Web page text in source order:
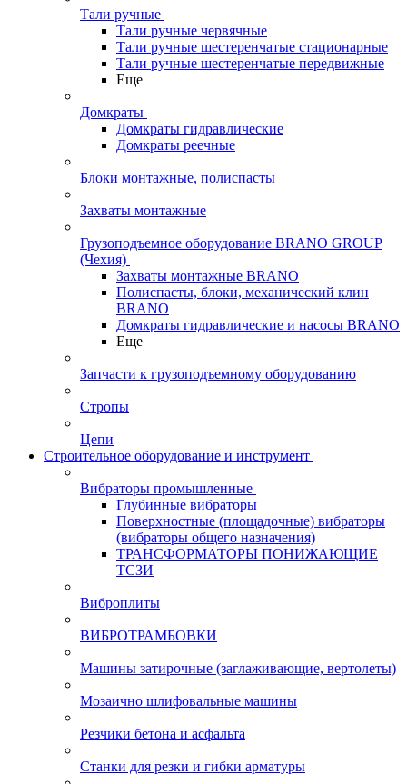
Тали ручные
Тали ручные червячные
Тали ручные шестеренчатые стационарные
Тали ручные шестеренчатые передвижные
Еще
Домкраты
Домкраты гидравлические
Домкраты реечные
Блоки монтажные, полиспасты
Захваты монтажные
Грузоподъемное оборудование BRANO GROUP
(Чехия)
Захваты монтажные BRANO
Полиспасты, блоки, механический клин
BRANO
Домкраты гидравлические и насосы BRANO
Еще
Запчасти к грузоподъемному оборудованию
Стропы
Цепи
Строительное оборудование и инструмент
Вибраторы промышленные
Глубинные вибраторы
Поверхностные (площадочные) вибраторы
(вибраторы общего назначения)
ТРАНСФОРМАТОРЫ ПОНИЖАЮЩИЕ
ТСЗИ
Виброплиты
ВИБРОТРАМБОВКИ
Машины затирочные (заглаживающие, вертолеты)
Мозаично шлифовальные машины
Резчики бетона и асфальта
Станки для резки и гибки арматуры